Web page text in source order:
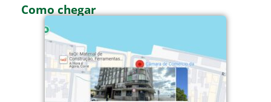
Como chegar